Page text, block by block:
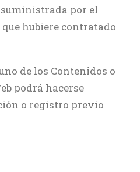
por el
hubiere contratado
de los Contenidos o
podrá hacerse
o registro previo